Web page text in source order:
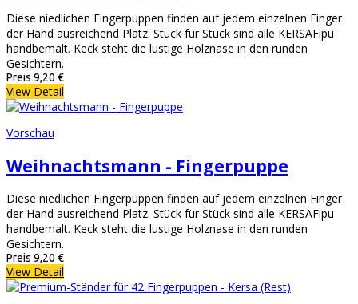
Diese niedlichen Fingerpuppen finden auf jedem einzelnen Finger
der Hand ausreichend Platz. Stück für Stück sind alle KERSAFipu
handbemalt. Keck steht die lustige Holznase in den runden
Gesichtern.
Preis 9,20 €
View Detail
Vorschau
Weihnachtsmann - Fingerpuppe
Diese niedlichen Fingerpuppen finden auf jedem einzelnen Finger
der Hand ausreichend Platz. Stück für Stück sind alle KERSAFipu
handbemalt. Keck steht die lustige Holznase in den runden
Gesichtern.
Preis 9,20 €
View Detail